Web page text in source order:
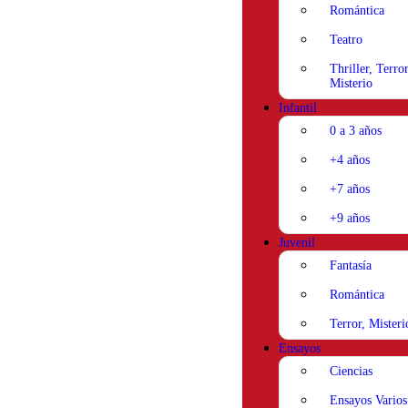
Romántica
Teatro
Thriller,
Misterio
Infantil
0 a 3 años
+4 años
+7 años
+9 años
Juvenil
Fantasía
Romántica
Terror,
Ensayos
Ciencias
Ensayos Varios